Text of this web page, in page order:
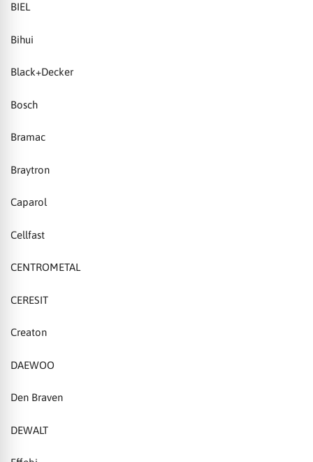
BIEL
Bihui
Black+Decker
Bosch
Bramac
Braytron
Caparol
Cellfast
CENTROMETAL
CERESIT
Creaton
DAEWOO
Den Braven
DEWALT